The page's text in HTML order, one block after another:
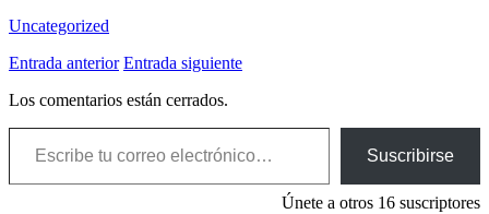
Uncategorized
Entrada anterior Entrada siguiente
Los comentarios están cerrados.
Escribe tu correo electrónico…
Suscribirse
Únete a otros 16 suscriptores